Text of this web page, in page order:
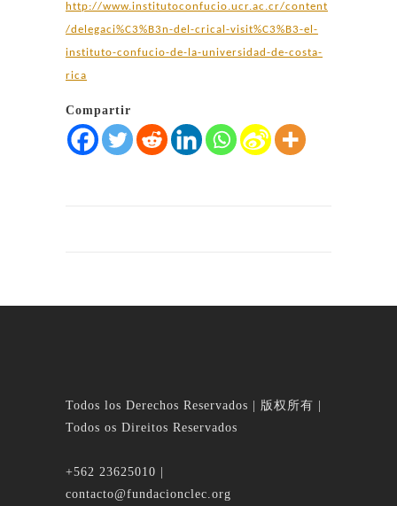
http://www.institutoconfucio.ucr.ac.cr/content
/delegaci%C3%B3n-del-crical-visit%C3%B3-el-
instituto-confucio-de-la-universidad-de-costa-
rica
Compartir
Todos los Derechos Reservados | 版权所有 |
Todos os Direitos Reservados
+562 23625010 |
contacto@fundacionclec.org